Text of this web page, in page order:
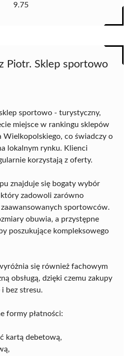
9.75
Piotr. Sklep sportowo
sportowo - turystyczny,
miejsce w rankingu sklepów
co świadczy o
lokalnym rynku. Klienci
korzystają z oferty.
znajduje się bogaty wybór
zadowoli zarówno
sportowców.
obuwia, a przystępne
poszukujące kompleksowego
się również fachowym
obsługą, dzięki czemu zakupy
bez stresu.
formy płatności:
kartą debetową,